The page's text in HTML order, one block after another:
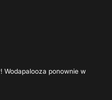
Wodapalooza ponownie w